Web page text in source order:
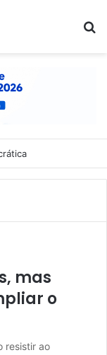
mas
o
resistir ao